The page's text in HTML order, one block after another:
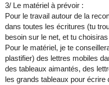
3/ Le matériel à prévoir :
Pour le travail autour de la
dans toutes les écritures (tu
besoin sur le net, et tu
Pour le matériel, je te
plastifier) des lettres mobiles
des tableaux aimantés, des
les grands tableaux pour